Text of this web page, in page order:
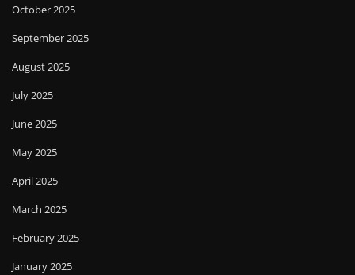
October 2025
September 2025
August 2025
July 2025
June 2025
May 2025
April 2025
March 2025
February 2025
January 2025